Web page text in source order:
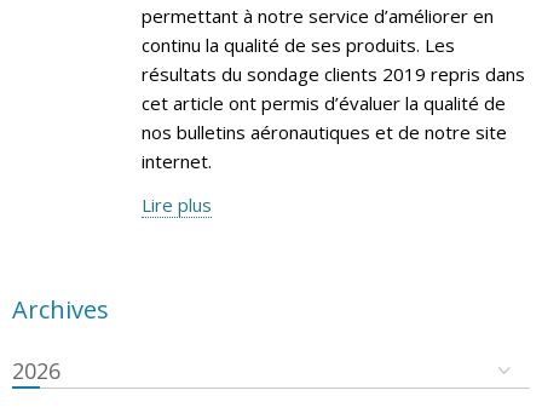
permettant à notre service d’améliorer en
continu la qualité de ses produits. Les
résultats du sondage clients 2019 repris dans
cet article ont permis d’évaluer la qualité de
nos bulletins aéronautiques et de notre site
internet.
Lire plus
Archives
2026